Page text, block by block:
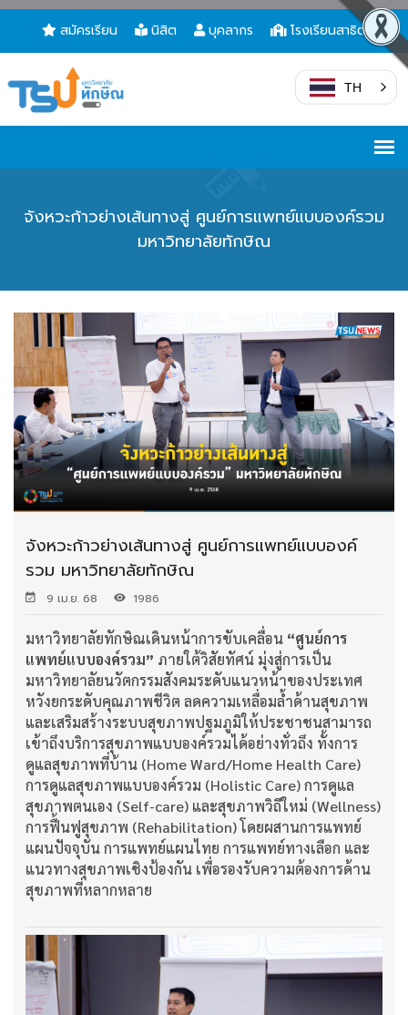
สมัครเรียน นิสิต บุคลากร โรงเรียนสาธิต
TH
จังหวะก้าวย่างเส้นทางสู่ ศูนย์การแพทย์แบบองค์รวม
มหาวิทยาลัยทักษิณ
จังหวะก้าวย่างเส้นทางสู่ ศูนย์การแพทย์แบบองค์
รวม มหาวิทยาลัยทักษิณ
9 เม.ย. 68 1986
มหาวิทยาลัยทักษิณเดินหน้าการขับเคลื่อน “ศูนย์การ
แพทย์แบบองค์รวม” ภายใต้วิสัยทัศน์ มุ่งสู่การเป็น
มหาวิทยาลัยนวัตกรรมสังคมระดับแนวหน้าของประเทศ
หวังยกระดับคุณภาพชีวิต ลดความเหลื่อมล้ำด้านสุขภาพ
และเสริมสร้างระบบสุขภาพปฐมภูมิให้ประชาชนสามารถ
เข้าถึงบริการสุขภาพแบบองค์รวมได้อย่างทั่วถึง ทั้งการ
ดูแลสุขภาพที่บ้าน (Home Ward/Home Health Care)
การดูแลสุขภาพแบบองค์รวม (Holistic Care) การดูแล
สุขภาพตนเอง (Self-care) และสุขภาพวิถีใหม่ (Wellness)
การฟื้นฟูสุขภาพ (Rehabilitation) โดยผสานการแพทย์
แผนปัจจุบัน การแพทย์แผนไทย การแพทย์ทางเลือก และ
แนวทางสุขภาพเชิงป้องกัน เพื่อรองรับความต้องการด้าน
สุขภาพที่หลากหลาย